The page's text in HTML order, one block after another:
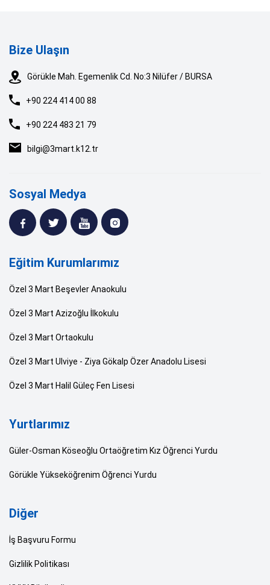
Bize Ulaşın
Görükle Mah. Egemenlik Cd. No:3 Nilüfer / BURSA
+90 224 414 00 88
+90 224 483 21 79
bilgi@3mart.k12.tr
Sosyal Medya
Eğitim Kurumlarımız
Özel 3 Mart Beşevler Anaokulu
Özel 3 Mart Azizoğlu İlkokulu
Özel 3 Mart Ortaokulu
Özel 3 Mart Ulviye - Ziya Gökalp Özer Anadolu Lisesi
Özel 3 Mart Halil Güleç Fen Lisesi
Yurtlarımız
Güler-Osman Köseoğlu Ortaöğretim Kız Öğrenci Yurdu
Görükle Yükseköğrenim Öğrenci Yurdu
Diğer
İş Başvuru Formu
Gizlilik Politikası